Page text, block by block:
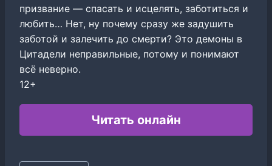
призвание — спасать и исцелять, заботиться и
любить… Нет, ну почему сразу же задушить
заботой и залечить до смерти? Это демоны в
Цитадели неправильные, потому и понимают
всё неверно.
12+
Читать онлайн